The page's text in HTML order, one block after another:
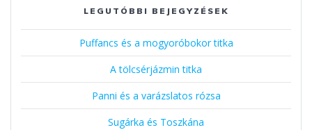
LEGUTÓBBI BEJEGYZÉSEK
Puffancs és a mogyoróbokor titka
A tölcsérjázmin titka
Panni és a varázslatos rózsa
Sugárka és Toszkána